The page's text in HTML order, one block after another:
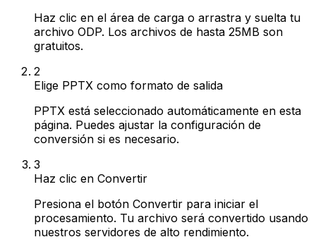
Haz clic en el área de carga o arrastra y suelta tu
archivo ODP. Los archivos de hasta 25MB son
gratuitos.
2
Elige PPTX como formato de salida
PPTX está seleccionado automáticamente en esta
página. Puedes ajustar la configuración de
conversión si es necesario.
3
Haz clic en Convertir
Presiona el botón Convertir para iniciar el
procesamiento. Tu archivo será convertido usando
nuestros servidores de alto rendimiento.